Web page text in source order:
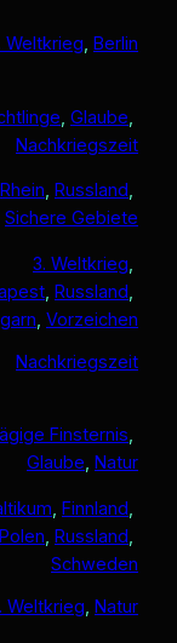
Weltkrieg Berlin
Glaube
Nachkriegszeit
Rhein Russland
Sichere Gebiete
3. Weltkrieg
Russland
Vorzeichen
Nachkriegszeit
Finsternis
Glaube Natur
Finnland
Polen Russland
Schweden
Weltkrieg Natur